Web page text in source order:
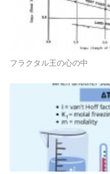
フラクタル王の心の中